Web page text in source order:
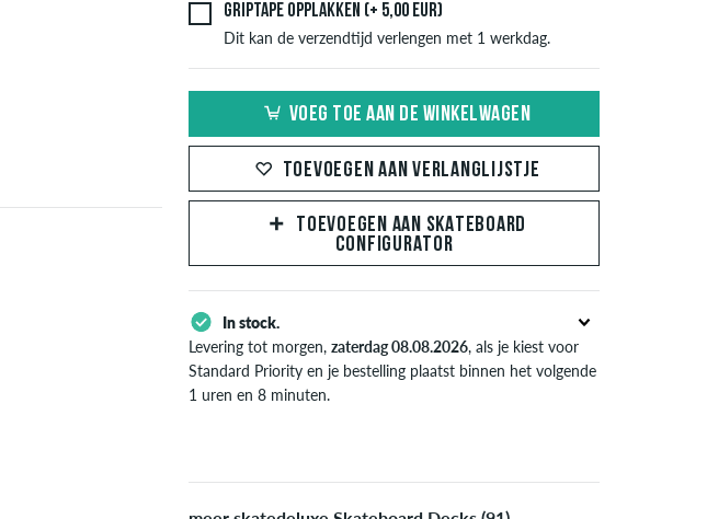
Griptape opplakken (+ 5,00 EUR)
Dit kan de verzendtijd verlengen met 1 werkdag.
VOEG TOE AAN DE WINKELWAGEN
TOEVOEGEN AAN VERLANGLIJSTJE
TOEVOEGEN AAN SKATEBOARD
CONFIGURATOR
In stock.
Levering tot morgen,zaterdag 08.08.2026, als je kiest voor
Standard Priority en je bestelling plaatst binnen het volgende
1 uren en 8 minuten.